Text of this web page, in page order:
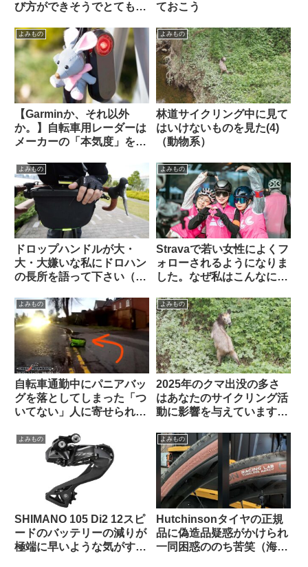
び方ができそうでとても気
察】
ておこう
よみもの
【Garminか、それ以外
か。】自転車用レーダーは
メーカーの「本気度」を考
Brytonは誤判定が多すぎ
る？（海外掲示板から）
よみもの
林道サイクリング中に見て
はいけないものを見た(4)
（動物系）
よみもの
ドロップハンドルが大・
大・大嫌いな私にドロハン
の長所を語って下さい（海
よみもの
Stravaで若い女性によくフ
ォローされるようになりま
した。なぜ私はこんなにモ
板から）
よみもの
自転車通勤中にパニアバッ
グを落としてしまった「つ
いてない」人に寄せられた
人間万事塞翁が馬
よみもの
2025年のクマ出没の多さ
はあなたのサイクリング活
動に影響を与えています
チ考察）
よみもの
SHIMANO 105 Di2 12スピ
ードのバッテリーの減りが
極端に早いような気がする
よみもの
Hutchinsonタイヤの正規
品に偽造品疑惑がかけられ
一同困惑ののち苦笑（海外